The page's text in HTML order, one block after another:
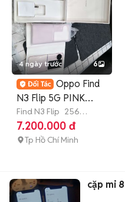
4 ngày trước 6
Oppo Find
N3 Flip 5G PINK
12G/256 FBOX 99%
VIP
Find N3 Flip 256
GB Còn bảo hành
7.200.000 đ
Tp Hồ Chí Minh
cặp mi